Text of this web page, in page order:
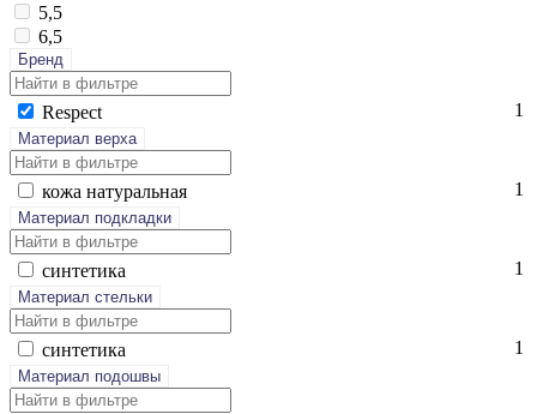
5,5
6,5
Бренд
Res­pect 1
Материал верха
ко­жа на­тураль­ная 1
Материал подкладки
син­те­тика 1
Материал стельки
син­те­тика 1
Материал подошвы